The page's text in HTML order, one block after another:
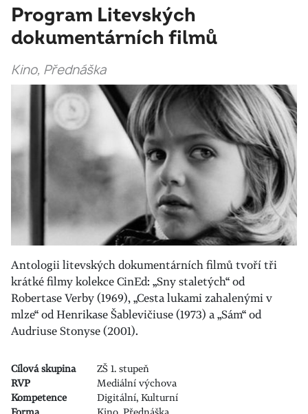
Program Litevských
dokumentárních filmů
Kino, Přednáška
Antologii litevských dokumentárních filmů tvoří tři
krátké filmy kolekce CinEd: „Sny staletých“ od
Robertase Verby (1969), „Cesta lukami zahalenými v
mlze“ od Henrikase Šablevičiuse (1973) a „Sám“ od
Audriuse Stonyse (2001).
Cílová skupina
ZŠ 1. stupeň
RVP
Mediální výchova
Kompetence
Digitální, Kulturní
Forma
Kino, Přednáška